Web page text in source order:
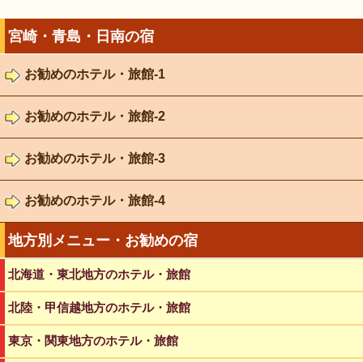
宮崎・青島・日南の宿
お勧めのホテル・旅館-1
お勧めのホテル・旅館-2
お勧めのホテル・旅館-3
お勧めのホテル・旅館-4
地方別メニュー・お勧めの宿
北海道・東北地方のホテル・旅館
北陸・甲信越地方のホテル・旅館
東京・関東地方のホテル・旅館